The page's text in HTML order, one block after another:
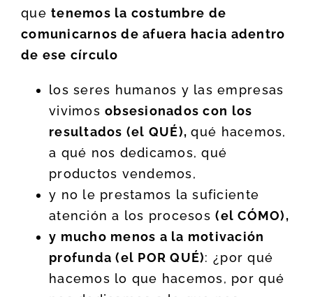
quetenemos la costumbre de
comunicarnos de afuera hacia adentro
de ese círculo
los seres humanos y las empresas
vivimosobsesionados con los
resultados (el QUÉ),qué hacemos,
a qué nos dedicamos, qué
productos vendemos,
y no le prestamos la suficiente
atención a los procesos(el CÓMO),
y mucho menos a la motivación
profunda (el POR QUÉ): ¿por qué
hacemos lo que hacemos, por qué